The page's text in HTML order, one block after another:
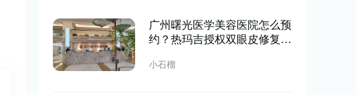
广州曙光医学美容医院怎么预
约？热玛吉授权双眼皮修复美
小石榴